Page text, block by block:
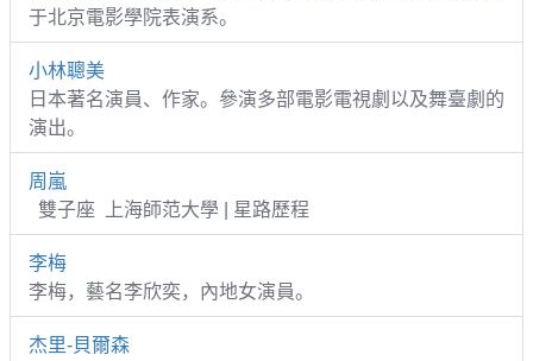
于北京電影學院表演系。
小林聰美
日本著名演員、作家。參演多部電影電視劇以及舞臺劇的
演出。
周嵐
雙子座 上海師范大學 | 星路歷程
李梅
李梅，藝名李欣奕，內地女演員。
杰里-貝爾森